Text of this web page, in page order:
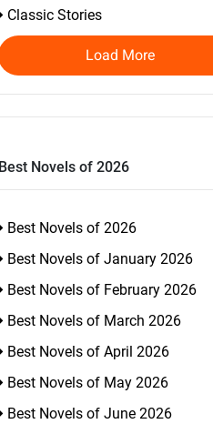
Classic Stories
Load More
Best Novels of 2026
Best Novels of 2026
Best Novels of January 2026
Best Novels of February 2026
Best Novels of March 2026
Best Novels of April 2026
Best Novels of May 2026
Best Novels of June 2026